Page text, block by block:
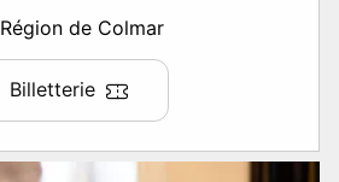
Région de Colmar
Billetterie